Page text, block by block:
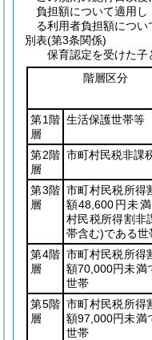
負担額について適用
る利用者負担額につい
別表(第3条関係)
保育認定を受けた
階層区分
第1階
層
生活保護世帯等
第2階
層
市町村民税非課
第3階
層
市町村民税所得
額48,600円未満
村民税所得割非
帯含む)である世
第4階
層
市町村民税所得
額70,000円未満
世帯
第5階
層
市町村民税所得
額97,000円未満
世帯